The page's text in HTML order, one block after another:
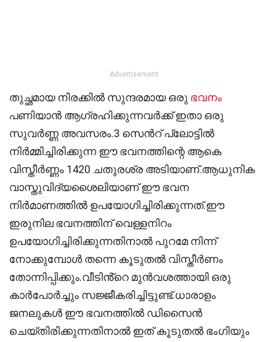
Advertisement
തുച്ഛമായ നിരക്കിൽ സുന്ദരമായ ഒരു ഭവനം
പണിയാൻ ആഗ്രഹിക്കുന്നവർക്ക് ഇതാ ഒരു
സുവർണ്ണ അവസരം.3 സെൻറ് പ്ലോട്ടിൽ
നിർമ്മിച്ചിരിക്കുന്ന ഈ ഭവനത്തിന്റെ ആകെ
വിസ്തീർണ്ണം 1420 ചതുരശ്ര അടിയാണ്.ആധുനിക
വാസ്തുവിദ്യശൈലിയാണ് ഈ ഭവന
നിർമാണത്തിൽ ഉപയോഗിച്ചിരിക്കുന്നത്.ഈ
ഇരുനില ഭവനത്തിന് വെള്ളനിറം
ഉപയോഗിച്ചിരിക്കുന്നതിനാൽ പുറമേ നിന്ന്
നോക്കുമ്പോൾ തന്നെ കൂടുതൽ വിസ്തീർണം
തോന്നിപ്പിക്കും.വീടിൻ്റെ മുൻവശത്തായി ഒരു
കാർപോർച്ചും സജ്ജീകരിച്ചിട്ടുണ്ട്.ധാരാളം
ജനലുകൾ ഈ ഭവനത്തിൽ ഡിസൈൻ
ചെയ്തിരിക്കുന്നതിനാൽ ഇത് കൂടുതൽ ഭംഗിയും